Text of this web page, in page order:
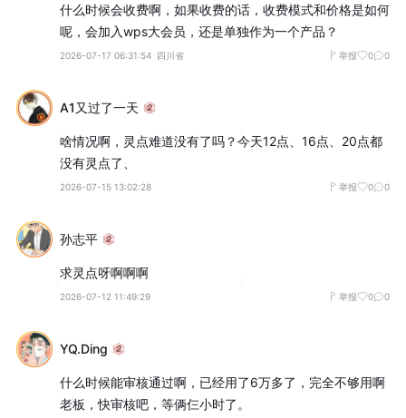
什么时候会收费啊，如果收费的话，收费模式和价格是如何
呢，会加入wps大会员，还是单独作为一个产品？
2026-07-17 06:31:54 四川省 举报 0 0
A1又过了一天
啥情况啊，灵点难道没有了吗？今天12点、16点、20点都
没有灵点了、
2026-07-15 13:02:28 举报 0 0
孙志平
求灵点呀啊啊啊
2026-07-12 11:49:29 举报 0 0
YQ.Ding
什么时候能审核通过啊，已经用了6万多了，完全不够用啊
老板，快审核吧，等俩仨小时了。